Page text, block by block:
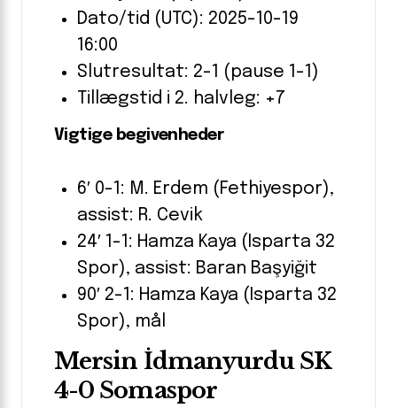
Dato/tid (UTC): 2025-10-19
16:00
Slutresultat: 2-1 (pause 1-1)
Tillægstid i 2. halvleg: +7
Vigtige begivenheder
6′ 0-1: M. Erdem (Fethiyespor),
assist: R. Cevik
24′ 1-1: Hamza Kaya (Isparta 32
Spor), assist: Baran Başyiğit
90′ 2-1: Hamza Kaya (Isparta 32
Spor), mål
Mersin İdmanyurdu SK
4-0 Somaspor